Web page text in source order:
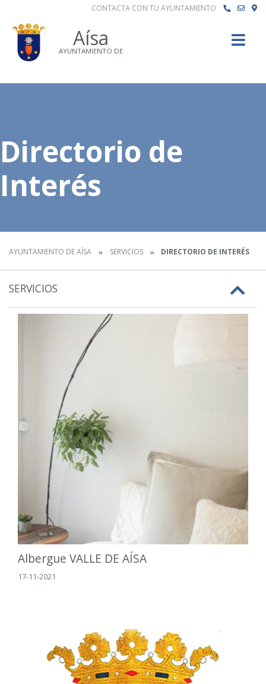
CONTACTA CON TU AYUNTAMIENTO
Aísa
AYUNTAMIENTO DE
Directorio de
Interés
AYUNTAMIENTO DE AÍSA SERVICIOS DIRECTORIO DE INTERÉS
SERVICIOS
Albergue VALLE DE AÍSA
17-11-2021